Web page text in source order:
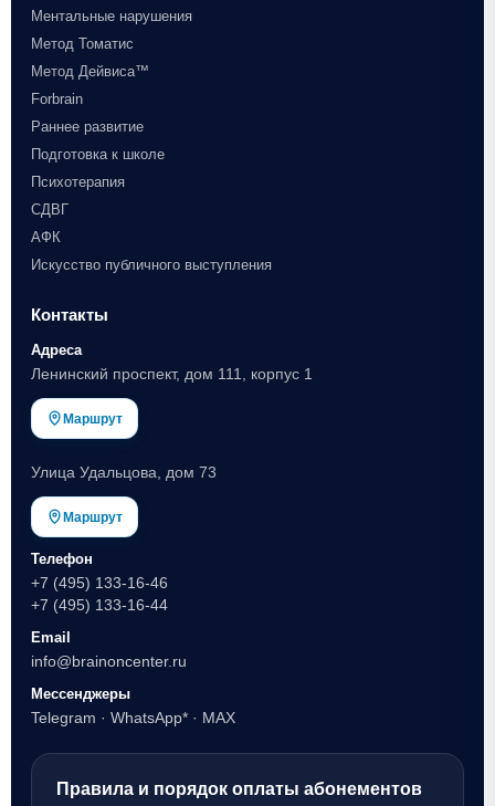
Ментальные нарушения
Метод Томатис
Метод Дейвиса™
Forbrain
Раннее развитие
Подготовка к школе
Психотерапия
СДВГ
АФК
Искусство публичного выступления
Контакты
Адреса
Ленинский проспект, дом 111, корпус 1
Маршрут
Улица Удальцова, дом 73
Маршрут
Телефон
+7 (495) 133-16-46
+7 (495) 133-16-44
Email
info@brainoncenter.ru
Мессенджеры
Telegram · WhatsApp* · MAX
Правила и порядок оплаты абонементов